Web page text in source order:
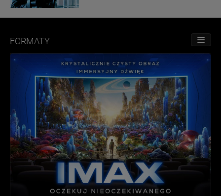
FORMATY